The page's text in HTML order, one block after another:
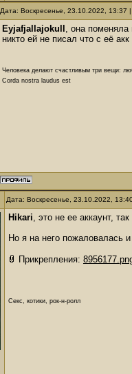
Дата: Воскресенье, 23.10.2022,
Eyjafjallajokull , она поменяла
никто ей не писал что с её
Человека делают счастливым три вещи:
Corda nostra laudus est
Дата: Воскресенье, 23.10.2022,
Hikari, это не ее аккаунт,
Но я на него пожаловалась
Прикрепления:
Секс, котики, рок-н-ролл